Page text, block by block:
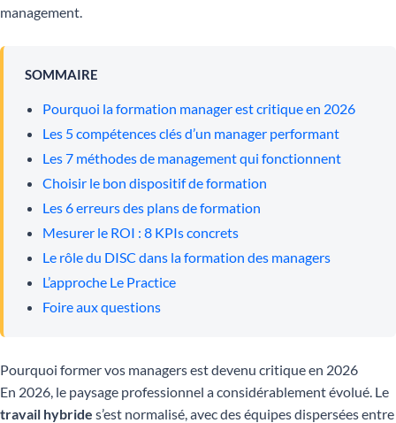
management.
SOMMAIRE
Pourquoi la formation manager est critique en 2026
Les 5 compétences clés d’un manager performant
Les 7 méthodes de management qui fonctionnent
Choisir le bon dispositif de formation
Les 6 erreurs des plans de formation
Mesurer le ROI : 8 KPIs concrets
Le rôle du DISC dans la formation des managers
L’approche Le Practice
Foire aux questions
Pourquoi former vos managers est devenu critique en 2026
En 2026, le paysage professionnel a considérablement évolué. Le
travail hybride s’est normalisé, avec des équipes dispersées entre